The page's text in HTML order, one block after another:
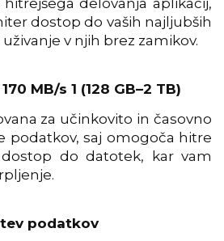
delovanja aplikacij,
dostop do vaših najljubših
v njih brez zamikov.
MB/s 1 (128 GB–2 TB)
za učinkovito in časovno
podatkov, saj omogoča hitre
do datotek, kar vam
podatkov